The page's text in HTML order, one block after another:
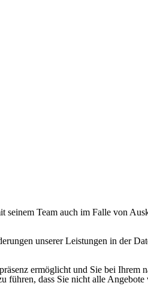
seinem Team auch im Falle von
unserer Leistungen in der
ermöglicht und Sie bei Ihrem
führen, dass Sie nicht alle